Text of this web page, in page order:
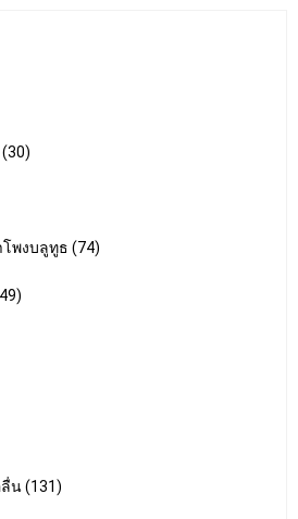
โพงบลูทูธ (74)
น (131)